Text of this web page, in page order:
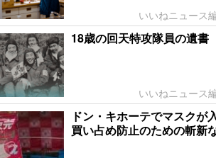
いいねニュース
18歳の回天特攻隊員の遺書
いいねニュース
ドン・キホーテでマスク
買い占め防止のための斬新